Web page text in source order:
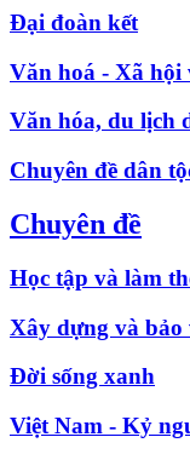
Đại đoàn kết
Văn hoá - Xã hội
Văn hóa, du lịch
Chuyên đề dân
Chuyên đề
Học tập và làm
Xây dựng và bảo
Đời sống xanh
Việt Nam - Kỷ